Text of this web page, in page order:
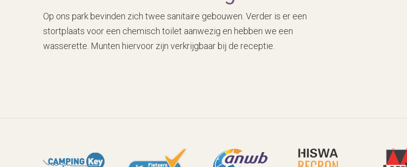
Op ons park bevinden zich twee sanitaire gebouwen. Verder is er een
stortplaats voor een chemisch toilet aanwezig en hebben we een
wasserette. Munten hiervoor zijn verkrijgbaar bij de receptie.